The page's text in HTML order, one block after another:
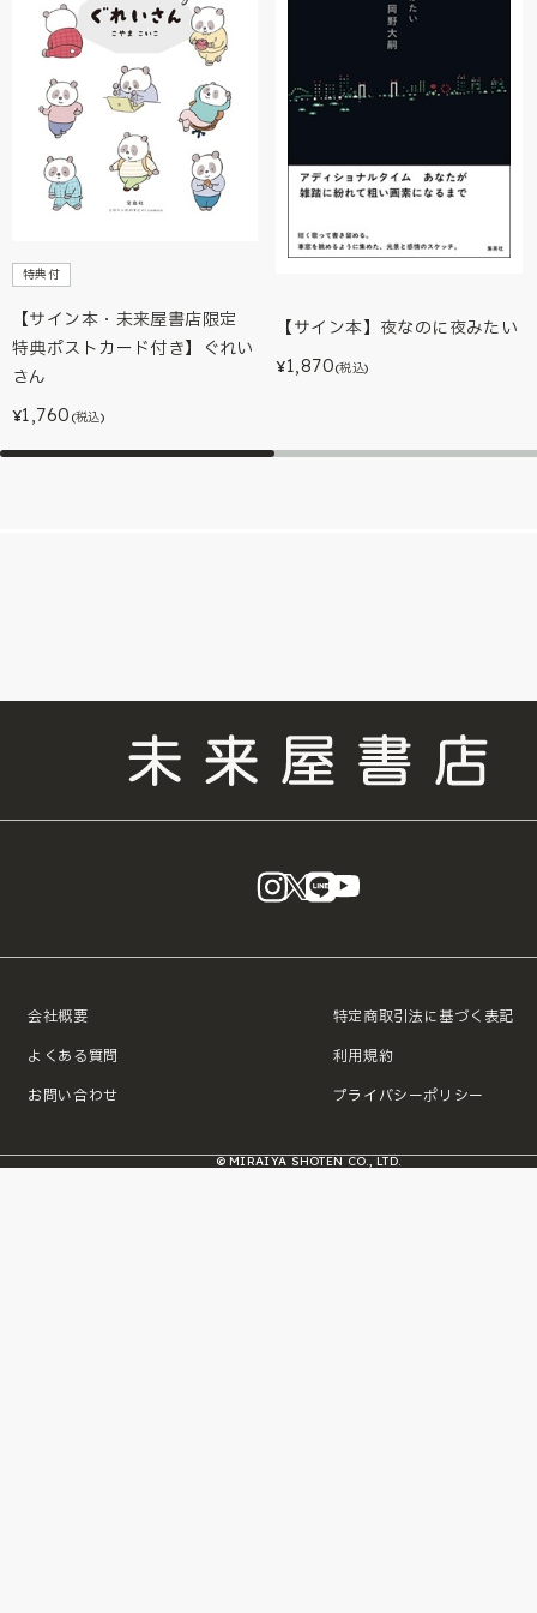
特典付
【サイン本・未来屋書店限定
特典ポストカード付き】ぐれい
さん
¥1,760 (税込)
【サイン本】夜なのに夜みたい
¥1,870(税込)
instagram
X LINE
会社概要
よくある質問
お問い合わせ
特定商取引法に基づく表記
利用規約
プライバシーポリシー
© MIRAIYA SHOTEN CO., LTD.